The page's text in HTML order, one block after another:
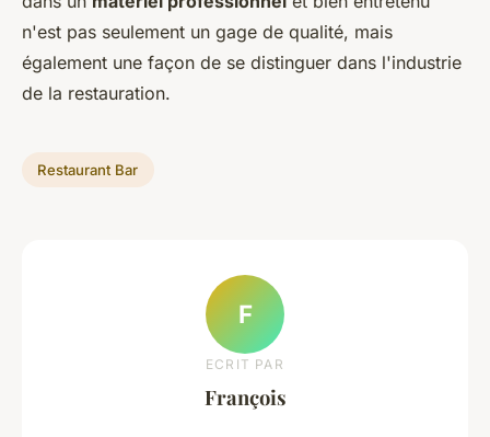
n'est pas seulement un gage de qualité, mais
également une façon de se distinguer dans l'industrie
de la restauration.
Restaurant Bar
F
ECRIT PAR
François